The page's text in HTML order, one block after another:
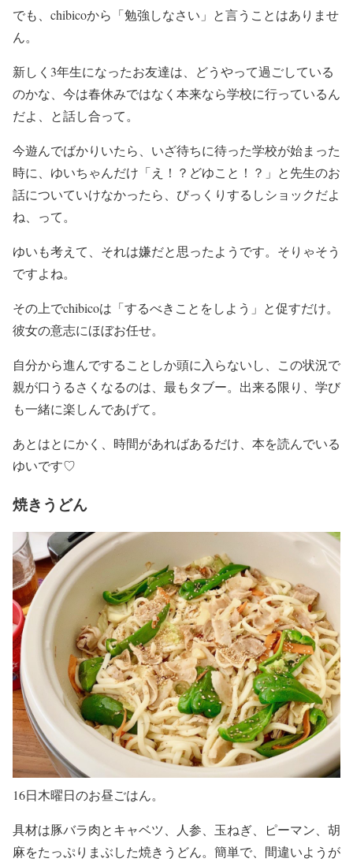
でも、chibicoから「勉強しなさい」と言うことはありませ
ん。
新しく3年生になったお友達は、どうやって過ごしている
のかな、今は春休みではなく本来なら学校に行っているん
だよ、と話し合って。
今遊んでばかりいたら、いざ待ちに待った学校が始まった
時に、ゆいちゃんだけ「え！？どゆこと！？」と先生のお
話についていけなかったら、びっくりするしショックだよ
ね、って。
ゆいも考えて、それは嫌だと思ったようです。そりゃそう
ですよね。
その上でchibicoは「するべきことをしよう」と促すだけ。
彼女の意志にほぼお任せ。
自分から進んですることしか頭に入らないし、この状況で
親が口うるさくなるのは、最もタブー。出来る限り、学び
も一緒に楽しんであげて。
あとはとにかく、時間があればあるだけ、本を読んでいる
ゆいです♡
焼きうどん
16日木曜日のお昼ごはん。
具材は豚バラ肉とキャベツ、人参、玉ねぎ、ピーマン、胡
麻をたっぷりまぶした焼きうどん。簡単で、間違いようが